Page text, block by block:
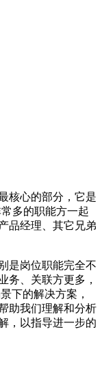
核心的部分，它是
多的职能方一起
品经理、其它兄弟
是岗位职能完全不
务、关联方更多，
下的解决方案，
助我们理解和分析
，以指导进一步的